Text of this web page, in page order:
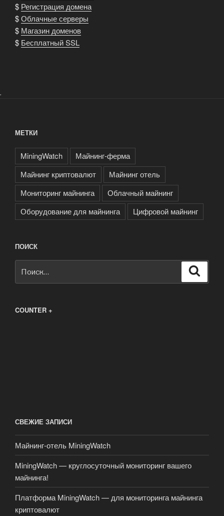
$ Регистрация домена
$Облачные серверы
$ Магазин доменов
$ Бесплатный SSL
.
МЕТКИ
MiningWatch
Майнинг-ферма
Майнинг криптовалют
Майнинг отель
Мониторинг майнинга
Облачный майнинг
Оборудование для майнинга
Цифровой майнинг
ПОИСК
COUNTER +
СВЕЖИЕ ЗАПИСИ
Майнинг-отель MiningWatch
MiningWatch — круглосуточный мониторинг вашего
майнинга!
Платформа MiningWatch — для мониторинга майнинга
криптовалют